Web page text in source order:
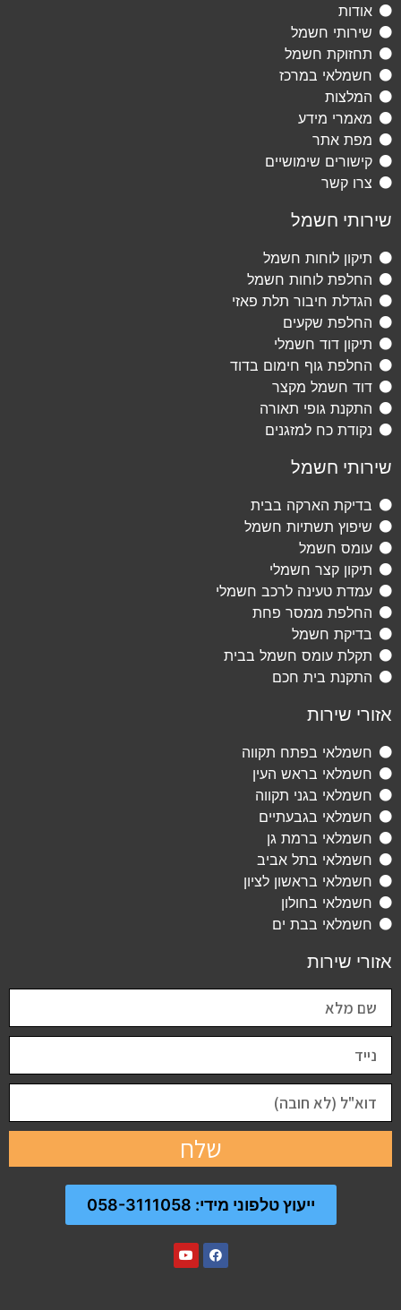
אודות
שירותי חשמל
תחזוקת חשמל
חשמלאי במרכז
המלצות
מאמרי מידע
מפת אתר
קישורים שימושיים
צרו קשר
שירותי חשמל
תיקון לוחות חשמל
החלפת לוחות חשמל
הגדלת חיבור תלת פאזי
החלפת שקעים
תיקון דוד חשמלי
החלפת גוף חימום בדוד
דוד חשמל מקצר
התקנת גופי תאורה
נקודת כח למזגנים
שירותי חשמל
בדיקת הארקה בבית
שיפוץ תשתיות חשמל
עומס חשמל
תיקון קצר חשמלי
עמדת טעינה לרכב חשמלי
החלפת ממסר פחת
בדיקת חשמל
תקלת עומס חשמל בבית
התקנת בית חכם
אזורי שירות
חשמלאי בפתח תקווה
חשמלאי בראש העין
חשמלאי בגני תקווה
חשמלאי בגבעתיים
חשמלאי ברמת גן
חשמלאי בתל אביב
חשמלאי בראשון לציון
חשמלאי בחולון
חשמלאי בבת ים
אזורי שירות
שלח
ייעוץ טלפוני מידי: 058-3111058